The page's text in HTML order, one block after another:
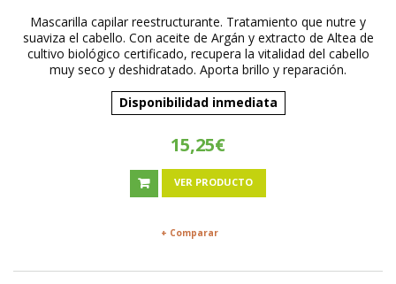
Mascarilla capilar reestructurante. Tratamiento que nutre y
suaviza el cabello. Con aceite de Argán y extracto de Altea de
cultivo biológico certificado, recupera la vitalidad del cabello
muy seco y deshidratado. Aporta brillo y reparación.
Disponibilidad inmediata
15,25€
VER PRODUCTO
+ Comparar